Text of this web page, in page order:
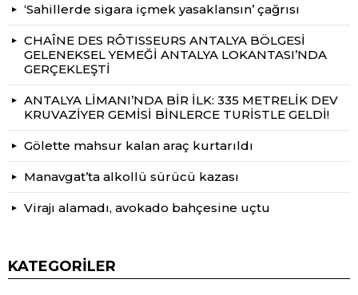
‘Sahillerde sigara içmek yasaklansın’ çağrısı
CHAÎNE DES RÔTISSEURS ANTALYA BÖLGESİ
GELENEKSEL YEMEĞİ ANTALYA LOKANTASI’NDA
GERÇEKLEŞTİ
ANTALYA LİMANI’NDA BİR İLK: 335 METRELİK DEV
KRUVAZİYER GEMİSİ BİNLERCE TURİSTLE GELDİ!
Gölette mahsur kalan araç kurtarıldı
Manavgat’ta alkollü sürücü kazası
Virajı alamadı, avokado bahçesine uçtu
KATEGORILER